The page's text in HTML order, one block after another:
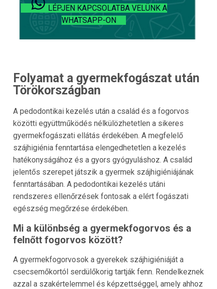
LÉPJEN KAPCSOLATBA VELÜNK A
WHATSAPP-ON
Folyamat a gyermekfogászat után
Törökországban
A pedodontikai kezelés után a család és a fogorvos
közötti együttműködés nélkülözhetetlen a sikeres
gyermekfogászati ellátás érdekében. A megfelelő
szájhigiénia fenntartása elengedhetetlen a kezelés
hatékonyságához és a gyors gyógyuláshoz. A család
jelentős szerepet játszik a gyermek szájhigiéniájának
fenntartásában. A pedodontikai kezelés utáni
rendszeres ellenőrzések fontosak a elért fogászati
egészség megőrzése érdekében.
Mi a különbség a gyermekfogorvos és a
felnőtt fogorvos között?
A gyermekfogorvosok a gyerekek szájhigiéniáját a
csecsemőkortól serdülőkorig tartják fenn. Rendelkeznek
azzal a szakértelemmel és képzettséggel, amely ahhoz